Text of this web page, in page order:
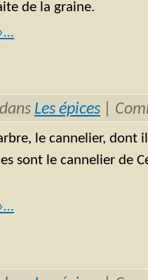
de la graine.
dans Les épices
le cannelier, dont
sont le cannelier de